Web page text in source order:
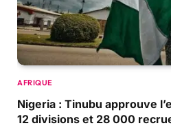
AFRIQUE
Nigeria : Tinubu approuve
12 divisions et 28 000